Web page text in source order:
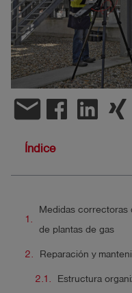
Español
account_circle Iniciar
sesión
shieldRegistro
email
Índice
Medidas correctoras
de plantas de gas
Reparación y
Estructura